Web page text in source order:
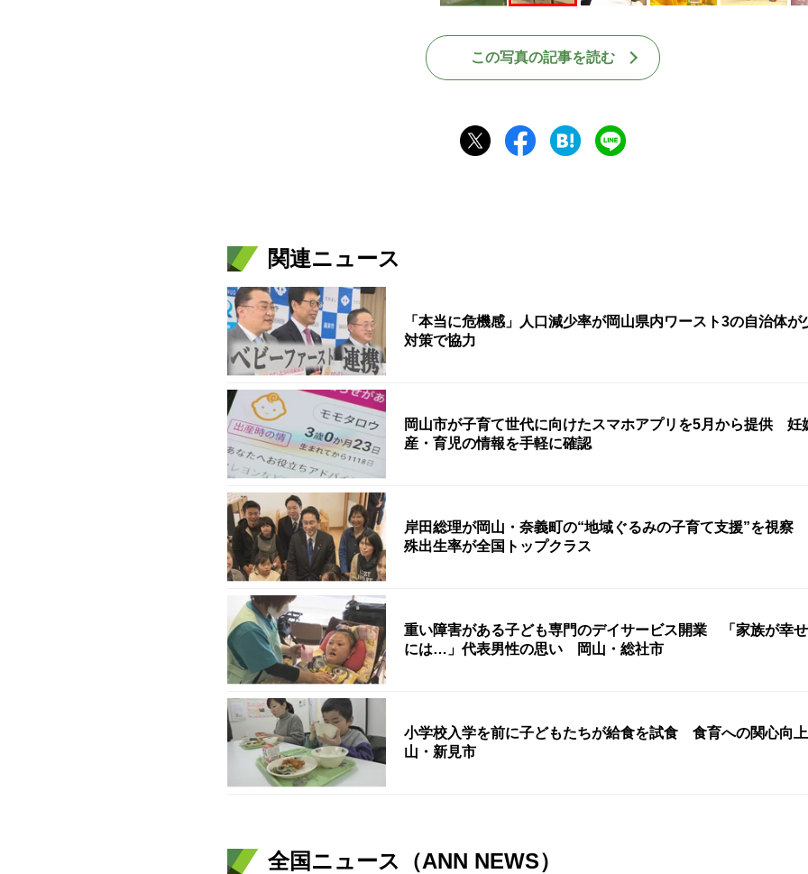
この写真の記事を読む
関連ニュース
「本当に危機感」人口減少率が岡山県内ワースト3の自治体が
対策で協力
岡山市が子育て世代に向けたスマホアプリを5月から提供 妊
産・育児の情報を手軽に確認
岸田総理が岡山・奈義町の“地域ぐるみの子育て支援”を視察
殊出生率が全国トップクラス
重い障害がある子ども専門のデイサービス開業 「家族が幸
には…」代表男性の思い 岡山・総社市
小学校入学を前に子どもたちが給食を試食 食育への関心向
山・新見市
全国ニュース（ANN NEWS）